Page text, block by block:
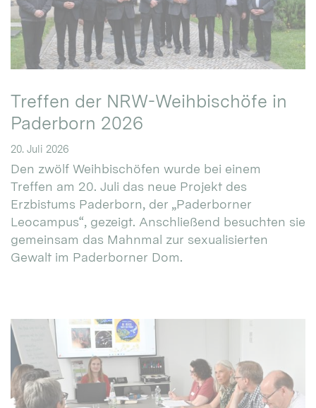
Treffen der NRW-Weihbischöfe in
Paderborn 2026
20. Juli 2026
Den zwölf Weihbischöfen wurde bei einem
Treffen am 20. Juli das neue Projekt des
Erzbistums Paderborn, der „Paderborner
Leocampus“, gezeigt. Anschließend besuchten sie
gemeinsam das Mahnmal zur sexualisierten
Gewalt im Paderborner Dom.